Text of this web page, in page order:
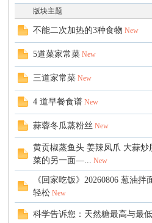
版块主题
不能二次加热的3种食物 New
5道菜家常菜 New
三道家常菜 New
4 道早餐食谱 New
蒜蓉冬瓜蒸粉丝 New
黄贡椒蒸鱼头 姜辣凤爪 大蒜
菜的另一面—... New
《回家吃饭》20260806 葱油
轻松 New
科学告诉您：天然糖最高与最